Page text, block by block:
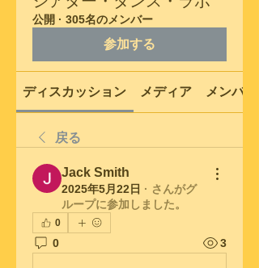
公開 · 305名のメンバー
参加する
ディスカッション メディア メンバー
戻る
Jack Smith
2025年5月22日 · さんがグ
ループに参加しました。
0
0 3